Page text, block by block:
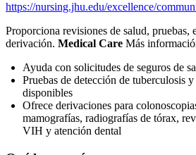
https://nursing.jhu.edu/excellence/
Proporciona revisiones de salud, pruebas,
derivación. Medical Care Más
Ayuda con solicitudes de seguros de
Pruebas de detección de tuberculosis
disponibles
Ofrece derivaciones para
mamografías, radiografías de tórax,
VIH y atención dental